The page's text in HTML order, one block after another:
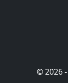
© 2026